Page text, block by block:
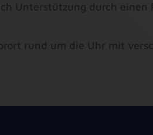
Unterstützung durch einen
rund um die Uhr mit